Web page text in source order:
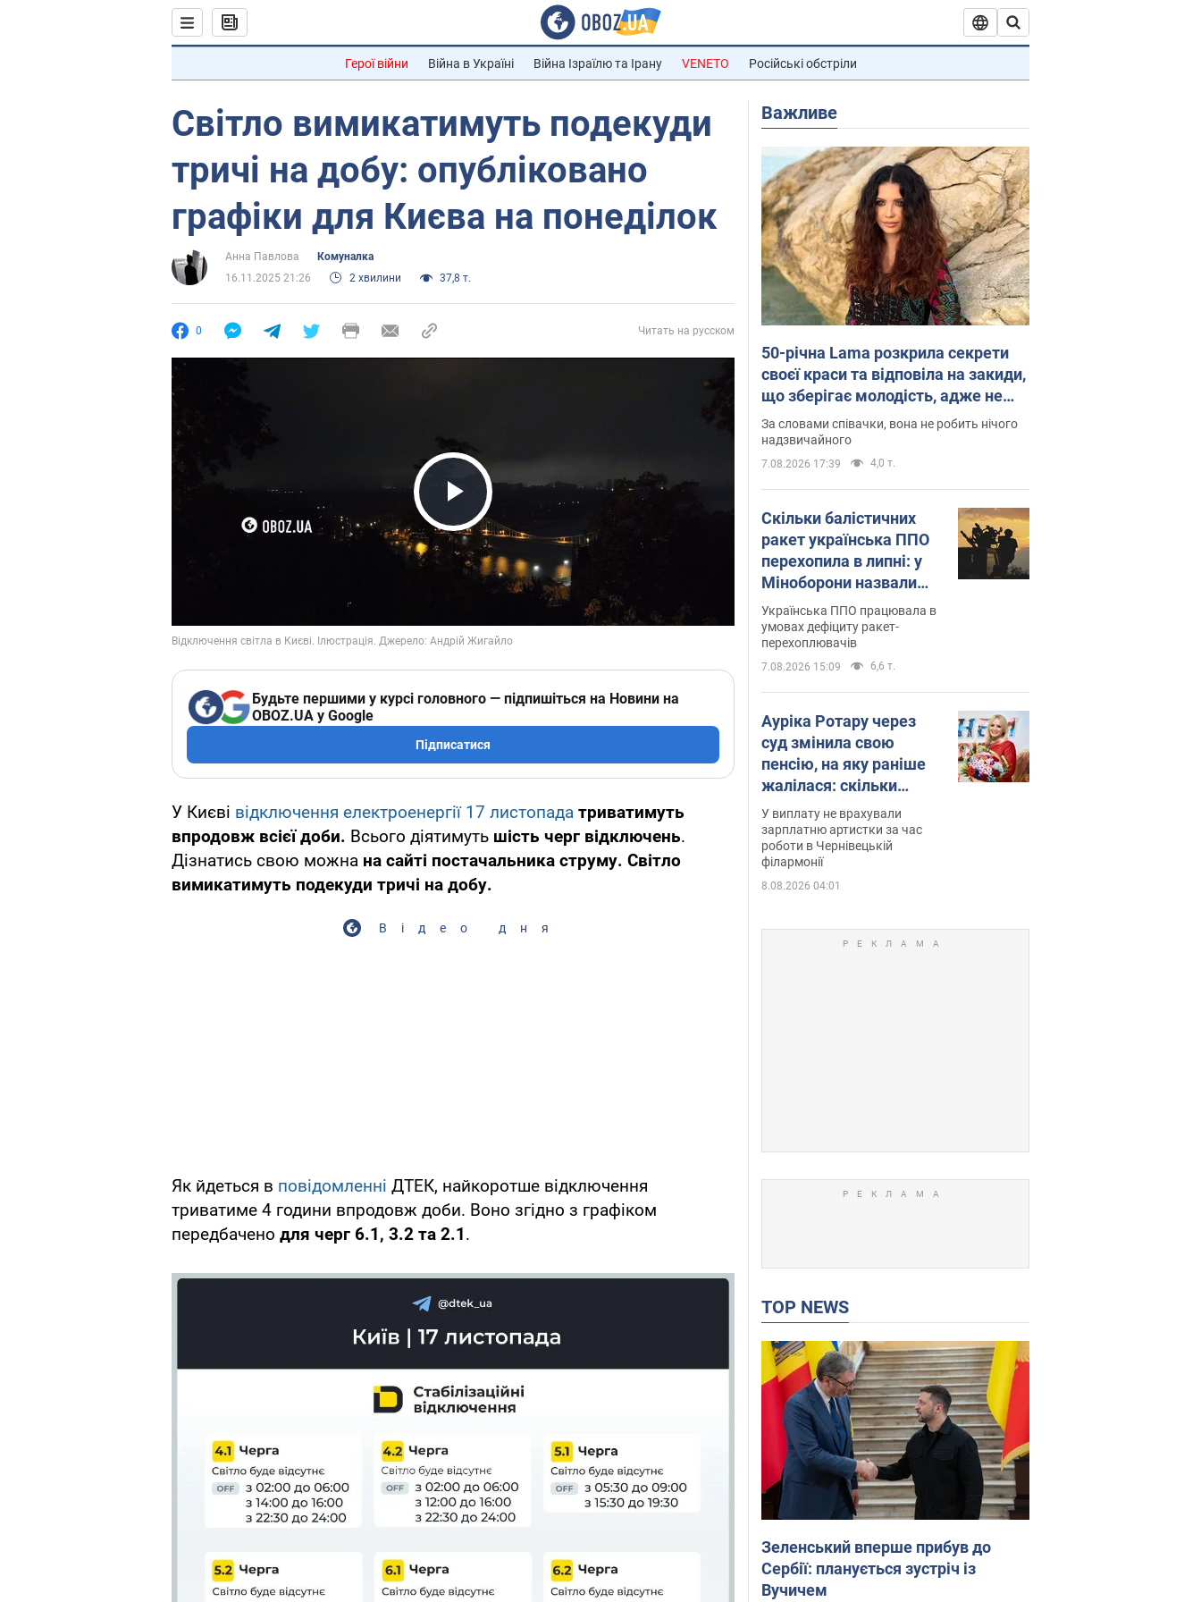
Герої війни Війна в Україні Війна Ізраїлю та Ірану VENETO Російські обстріли
Світло вимикатимуть подекуди
тричі на добу: опубліковано
графіки для Києва на понеділок
Анна Павлова
Комуналка
16.11.2025 21:26
2 хвилини 37,8 т.
0 Читать на русском
Play Video
Будьте першими у курсі головного — підпишіться на Новини на
OBOZ.UA у Google
Підписатися
У Києві відключення електроенергії 17 листопада триватимуть
впродовж всієї доби. Всього діятимуть шість черг відключень.
Дізнатись свою можна на сайті постачальника струму. Світло
вимикатимуть подекуди тричі на добу.
Відео дня
Як йдеться в повідомленні ДТЕК, найкоротше відключення
триватиме 4 години впродовж доби. Воно згідно з графіком
передбачено для черг 6.1, 3.2 та 2.1.
Важливе
50-річна Lama розкрила секрети
своєї краси та відповіла на закиди,
що зберігає молодість, адже не
має дітей
За словами співачки, вона не робить нічого
надзвичайного
7.08.2026 17:39 4,0 т.
Скільки балістичних
ракет українська ППО
перехопила в липні: у
Міноборони назвали
цифру
Українська ППО працювала в
умовах дефіциту ракет-
перехоплювачів
7.08.2026 15:09 6,6 т.
Ауріка Ротару через
суд змінила свою
пенсію, на яку раніше
жалілася: скільки
отримувала співачка
У виплату не врахували
зарплатню артистки за час
роботи в Чернівецькій
філармонії
8.08.2026 04:01
TOP NEWS
Зеленський вперше прибув до
Сербії: планується зустріч із
Вучичем